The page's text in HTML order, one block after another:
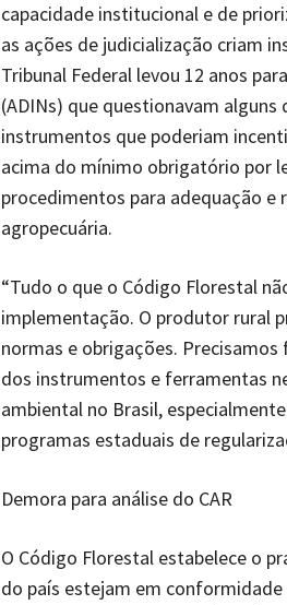
capacidade institucional e de
as ações de judicialização criam
Tribunal Federal levou 12 anos
(ADINs) que questionavam
instrumentos que poderiam
acima do mínimo obrigatório por
procedimentos para adequação
agropecuária.
“Tudo o que o Código Florestal
implementação. O produtor rural
normas e obrigações.
dos instrumentos e ferramentas
ambiental no Brasil,
programas estaduais de
Demora para análise do CAR
O Código Florestal estabelece o
do país estejam em